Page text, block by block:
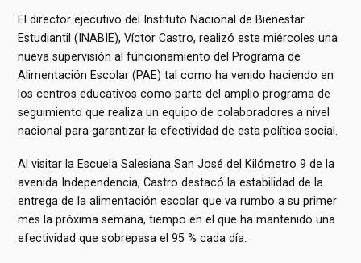
El director ejecutivo del Instituto Nacional de Bienestar
Estudiantil (INABIE), Víctor Castro, realizó este miércoles una
nueva supervisión al funcionamiento del Programa de
Alimentación Escolar (PAE) tal como ha venido haciendo en
los centros educativos como parte del amplio programa de
seguimiento que realiza un equipo de colaboradores a nivel
nacional para garantizar la efectividad de esta política social.
Al visitar la Escuela Salesiana San José del Kilómetro 9 de la
avenida Independencia, Castro destacó la estabilidad de la
entrega de la alimentación escolar que va rumbo a su primer
mes la próxima semana, tiempo en el que ha mantenido una
efectividad que sobrepasa el 95 % cada día.